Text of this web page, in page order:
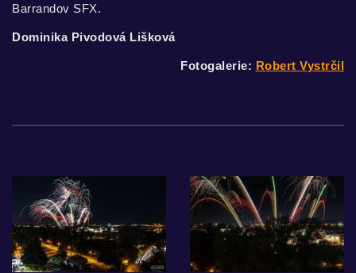
Barrandov SFX.
Dominika Pivodová Lišková
Fotogalerie: Robert Vystrčil